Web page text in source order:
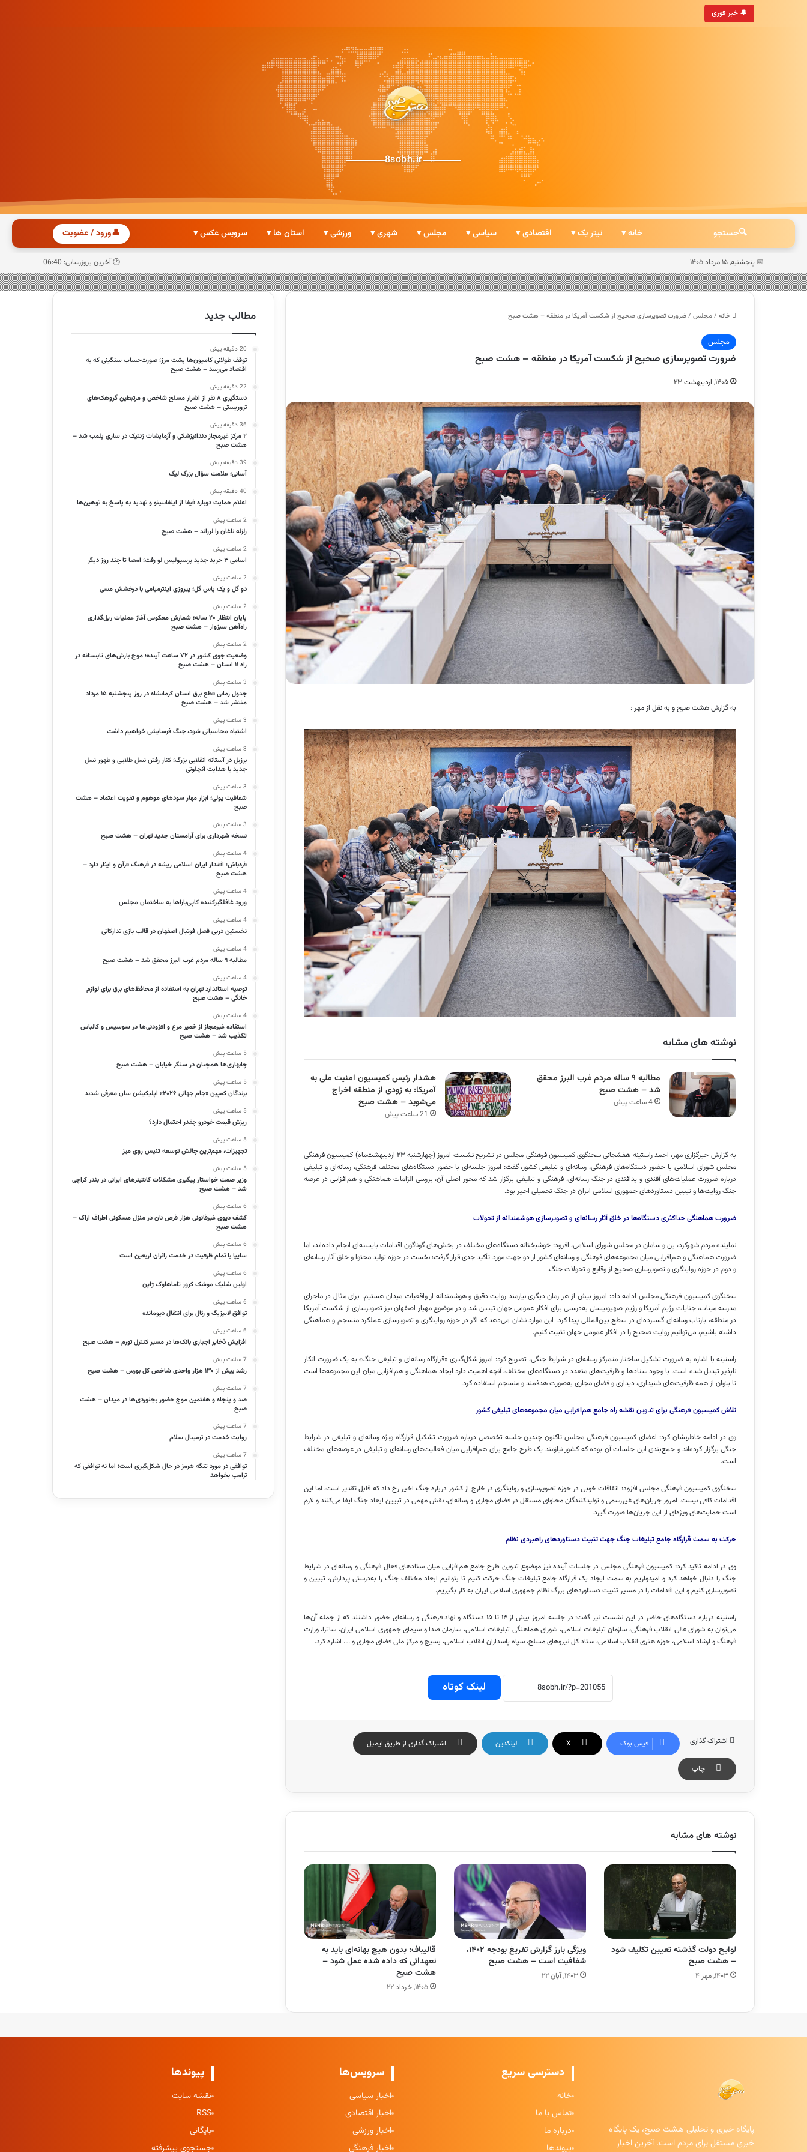
🔔 خبر فوری
• به‌روزترین خبرگزاری ایرانی
8sobh.ir
🔍جستجو خانه ▾ تیتر یک ▾ اقتصادی ▾ سیاسی ▾ مجلس ▾ شهری ▾ ورزشی ▾ استان ها ▾ سرویس عکس ▾ 👤ورود / عضویت
📅 پنجشنبه, ۱۵ مرداد ۱۴۰۵ 🕐 آخرین بروزرسانی: 06:40
خانه /مجلس /ضرورت تصویرسازی صحیح از شکست آمریکا در منطقه – هشت صبح
مجلس
ضرورت تصویرسازی صحیح از شکست آمریکا در منطقه – هشت صبح
۱۴۰۵, اردیبهشت ۲۳
به گزارش هشت صبح و به نقل از مهر :
نوشته های مشابه
مطالبه ۹ ساله مردم غرب البرز محقق
شد – هشت صبح
4 ساعت پیش
هشدار رئیس کمیسیون امنیت ملی به
آمریکا: به زودی از منطقه اخراج
می‌شوید – هشت صبح
21 ساعت پیش
به گزارش خبرگزاری مهر، احمد راستینه هفشجانی سخنگوی کمیسیون فرهنگی مجلس در تشریح نشست امروز (چهارشنبه ۲۳ اردیبهشت‌ماه) کمیسیون فرهنگی
مجلس شورای اسلامی با حضور دستگاه‌های فرهنگی، رسانه‌ای و تبلیغی کشور، گفت: امروز جلسه‌ای با حضور دستگاه‌های مختلف فرهنگی، رسانه‌ای و تبلیغی
درباره ضرورت‌ عملیات‌های آفندی و پدافندی در جنگ رسانه‌ای، فرهنگی و تبلیغی برگزار شد که محور اصلی آن، بررسی الزامات هماهنگی و هم‌افزایی در عرصه
جنگ روایت‌ها و تبیین دستاوردهای جمهوری اسلامی ایران در جنگ تحمیلی اخیر بود.
ضرورت هماهنگی حداکثری دستگاه‌ها در خلق آثار رسانه‌ای و تصویرسازی هوشمندانه از تحولات
نماینده مردم شهرکرد، بن و سامان در مجلس شورای اسلامی، افزود: خوشبختانه دستگاه‌های مختلف در بخش‌های گوناگون اقدامات بایسته‌ای انجام داده‌اند، اما
ضرورت هماهنگی و هم‌افزایی میان مجموعه‌های فرهنگی و رسانه‌ای کشور از دو جهت مورد تأکید جدی قرار گرفت؛ نخست در حوزه تولید محتوا و خلق آثار رسانه‌ای
و دوم در حوزه روایتگری و تصویرسازی صحیح از وقایع و تحولات جنگ.
سخنگوی کمیسیون فرهنگی مجلس ادامه داد: امروز بیش از هر زمان دیگری نیازمند روایت دقیق و هوشمندانه از واقعیات میدان هستیم. برای مثال در ماجرای
مدرسه میناب، جنایات رژیم آمریکا و رژیم صهیونیستی به‌درستی برای افکار عمومی جهان تبیین شد و در موضوع مهیار اصفهان نیز تصویرسازی از شکست آمریکا
در منطقه، بازتاب رسانه‌ای گسترده‌ای در سطح بین‌المللی پیدا کرد. این موارد نشان می‌دهد که اگر در حوزه روایتگری و تصویرسازی عملکرد منسجم و هماهنگی
داشته باشیم، می‌توانیم روایت صحیح را در افکار عمومی جهان تثبیت کنیم.
راستینه با اشاره به ضرورت تشکیل ساختار متمرکز رسانه‌ای در شرایط جنگی، تصریح کرد: امروز شکل‌گیری «قرارگاه رسانه‌ای و تبلیغی جنگ» به یک ضرورت انکار
ناپذیر تبدیل شده است. با وجود ستادها و ظرفیت‌های متعدد در دستگاه‌های مختلف، آنچه اهمیت دارد ایجاد هماهنگی و هم‌افزایی میان این مجموعه‌ها است
تا بتوان از همه ظرفیت‌های شنیداری، دیداری و فضای مجازی به‌صورت هدفمند و منسجم استفاده کرد.
تلاش کمیسیون فرهنگی برای تدوین نقشه راه جامع هم‌افزایی میان مجموعه‌های تبلیغی کشور
وی در ادامه خاطرنشان کرد: اعضای کمیسیون فرهنگی مجلس تاکنون چندین جلسه تخصصی درباره ضرورت تشکیل قرارگاه ویژه رسانه‌ای و تبلیغی در شرایط
جنگی برگزار کرده‌اند و جمع‌بندی این جلسات آن بوده که کشور نیازمند یک طرح جامع برای هم‌افزایی میان فعالیت‌های رسانه‌ای و تبلیغی در عرصه‌های مختلف
است.
سخنگوی کمیسیون فرهنگی مجلس افزود: اتفاقات خوبی در حوزه تصویرسازی و روایتگری در خارج از کشور درباره جنگ اخیر رخ داد که قابل تقدیر است، اما این
اقدامات کافی نیست. امروز جریان‌های غیررسمی و تولیدکنندگان محتوای مستقل در فضای مجازی و رسانه‌ای، نقش مهمی در تبیین ابعاد جنگ ایفا می‌کنند و لازم
است حمایت‌های ویژه‌ای از این جریان‌ها صورت گیرد.
حرکت به سمت قرارگاه جامع تبلیغات جنگ جهت تثبیت دستاوردهای راهبردی نظام
وی در ادامه تاکید کرد: کمیسیون فرهنگی مجلس در جلسات آینده نیز موضوع تدوین طرح جامع هم‌افزایی میان ستادهای فعال فرهنگی و رسانه‌ای در شرایط
جنگ را دنبال خواهد کرد و امیدواریم به سمت ایجاد یک قرارگاه جامع تبلیغات جنگ حرکت کنیم تا بتوانیم ابعاد مختلف جنگ را به‌درستی پردازش، تبیین و
تصویرسازی کنیم و این اقدامات را در مسیر تثبیت دستاوردهای بزرگ نظام جمهوری اسلامی ایران به کار بگیریم.
راستینه درباره دستگاه‌های حاضر در این نشست نیز گفت: در جلسه امروز بیش از ۱۴ تا ۱۵ دستگاه و نهاد فرهنگی و رسانه‌ای حضور داشتند که از جمله آن‌ها
می‌توان به شورای عالی انقلاب فرهنگی، سازمان تبلیغات اسلامی، شورای هماهنگی تبلیغات اسلامی، سازمان صدا و سیمای جمهوری اسلامی ایران، ساترا، وزارت
فرهنگ و ارشاد اسلامی، حوزه هنری انقلاب اسلامی، ستاد کل نیروهای مسلح، سپاه پاسداران انقلاب اسلامی، بسیج و مرکز ملی فضای مجازی و …‌. اشاره کرد.
لینک کوتاه
اشتراک گذاری فیس بوک X لینکدین اشتراک گذاری از طریق ایمیل
چاپ
نوشته های مشابه
لوایح دولت گذشته تعیین تکلیف شود
– هشت صبح
۱۴۰۳, مهر ۴
ویژگی بارز گزارش تفریغ بودجه ۱۴۰۲،
شفافیت است – هشت صبح
۱۴۰۳, آبان ۲۲
قالیباف: بدون هیچ بهانه‌ای باید به
تعهداتی که داده شده عمل شود –
هشت صبح
۱۴۰۵, خرداد ۲۲
مطالب جدید
20 دقیقه پیش
توقف طولانی کامیون‌ها پشت مرز؛ صورت‌حساب سنگینی که به
اقتصاد می‌رسد – هشت صبح
22 دقیقه پیش
دستگیری ۸ نفر از اشرار مسلح شاخص و مرتبطین گروهک‌های
تروریستی – هشت صبح
36 دقیقه پیش
۲ مرکز غیرمجاز دندانپزشکی و آزمایشات ژنتیک در ساری پلمب شد –
هشت صبح
39 دقیقه پیش
آسانی؛ علامت سؤال بزرگ لیگ
40 دقیقه پیش
اعلام حمایت دوباره فیفا از اینفانتینو و تهدید به پاسخ به توهین‌ها
2 ساعت پیش
زلزله ناغان را لرزاند – هشت صبح
2 ساعت پیش
اسامی ۳ خرید جدید پرسپولیس لو رفت؛ امضا تا چند روز دیگر
2 ساعت پیش
دو گل و یک پاس گل؛ پیروزی اینترمیامی با درخشش مسی
2 ساعت پیش
پایان انتظار ۲۰ ساله؛ شمارش معکوس آغاز عملیات ریل‌گذاری
راه‌آهن سبزوار – هشت صبح
2 ساعت پیش
وضعیت جوی کشور در ۷۲ ساعت آینده؛ موج بارش‌های تابستانه در
راه ۱۱ استان – هشت صبح
3 ساعت پیش
جدول زمانی قطع برق استان کرمانشاه در روز پنجشنبه ۱۵ مرداد
منتشر شد – هشت صبح
3 ساعت پیش
اشتباه محاسباتی شود، جنگ فرسایشی خواهیم داشت
3 ساعت پیش
برزیل در آستانه انقلابی بزرگ؛ کنار رفتن نسل طلایی و ظهور نسل
جدید با هدایت آنچلوتی
3 ساعت پیش
شفافیت پولی؛ ابزار مهار سودهای موهوم و تقویت اعتماد – هشت
صبح
3 ساعت پیش
نسخه شهرداری برای آرامستان جدید تهران – هشت صبح
4 ساعت پیش
قره‌باش: اقتدار ایران اسلامی ریشه در فرهنگ قرآن و ایثار دارد –
هشت صبح
4 ساعت پیش
ورود غافلگیرکننده کاپی‌باراها به ساختمان مجلس
4 ساعت پیش
نخستین دربی فصل فوتبال اصفهان در قالب بازی تدارکاتی
4 ساعت پیش
مطالبه ۹ ساله مردم غرب البرز محقق شد – هشت صبح
4 ساعت پیش
توصیه استاندارد تهران به استفاده از محافظ‌های برق برای لوازم
خانگی – هشت صبح
4 ساعت پیش
استفاده غیرمجاز از خمیر مرغ و افزودنی‌ها در سوسیس و کالباس
تکذیب شد – هشت صبح
5 ساعت پیش
چابهاری‌ها همچنان در سنگر خیابان – هشت صبح
5 ساعت پیش
برندگان کمپین «جام جهانی ۲۰۲۶» اپلیکیشن سان معرفی شدند
5 ساعت پیش
ریزش قیمت خودرو چقدر احتمال دارد؟
5 ساعت پیش
تجهیزات، مهم‌ترین چالش توسعه تنیس روی میز
5 ساعت پیش
وزیر صمت خواستار پیگیری مشکلات کانتینرهای ایرانی در بندر کراچی
شد – هشت صبح
6 ساعت پیش
کشف دپوی غیرقانونی هزار قرص نان در منزل مسکونی اطراف اراک –
هشت صبح
6 ساعت پیش
سایپا با تمام ظرفیت در خدمت زائران اربعین است
6 ساعت پیش
اولین شلیک موشک کروز تاماهاوک ژاپن
6 ساعت پیش
توافق لایپزیگ و رئال برای انتقال دیومانده
6 ساعت پیش
افزایش ذخایر اجباری بانک‌ها در مسیر کنترل تورم – هشت صبح
7 ساعت پیش
رشد بیش از ۱۳۰ هزار واحدی شاخص کل بورس – هشت صبح
7 ساعت پیش
صد و پنجاه و هفتمین موج حضور بجنوردی‌ها در میدان – هشت
صبح
7 ساعت پیش
روایت خدمت در ترمینال سلام
7 ساعت پیش
توافقی در مورد تنگه هرمز در حال شکل‌گیری است؛ اما نه توافقی که
ترامپ بخواهد
پایگاه خبری و تحلیلی هشت صبح، یک پایگاه
خبری مستقل برای مردم است. آخرین اخبار
دسترسی سریع
خانه
تماس با ما
درباره ما
پیوندها
سرویس‌ها
اخبار سیاسی
اخبار اقتصادی
اخبار ورزشی
اخبار فرهنگی
پیوندها
نقشه سایت
RSS
بایگانی
جستجوی پیشرفته